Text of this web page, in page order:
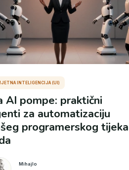
INTELIGENCIJA (UI)
AI pompe: praktični
za automatizaciju
programerskog tijeka
Mihajlo